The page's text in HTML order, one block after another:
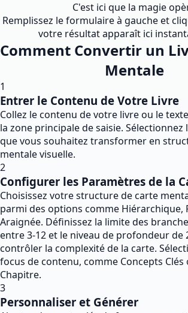
C'est ici que la magie
Remplissez le formulaire à gauche et
votre résultat apparaît ici
Comment Convertir un
Mentale
1
Entrer le Contenu de Votre Livre
Collez le contenu de votre livre ou le
la zone principale de saisie.
que vous souhaitez transformer en
mentale visuelle.
2
Configurer les Paramètres de la
Choisissez votre structure de carte
parmi des options comme Hiérarchique,
Araignée. Définissez la limite des
entre 3-12 et le niveau de profondeur de
contrôler la complexité de la carte.
focus de contenu, comme Concepts Clés
Chapitre.
3
Personnaliser et Générer